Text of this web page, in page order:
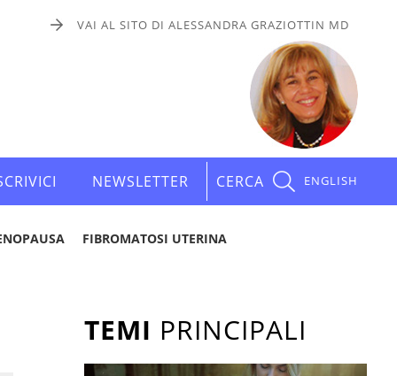
VAI AL SITO DI ALESSANDRA GRAZIOTTIN MD
NEWSLETTER CERCA ENGLISH
FIBROMATOSI UTERINA
TEMI PRINCIPALI